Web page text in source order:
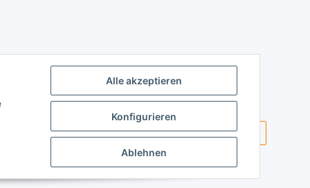
Alle akzeptieren
Konfigurieren
Ablehnen
Vertrag widerrufen